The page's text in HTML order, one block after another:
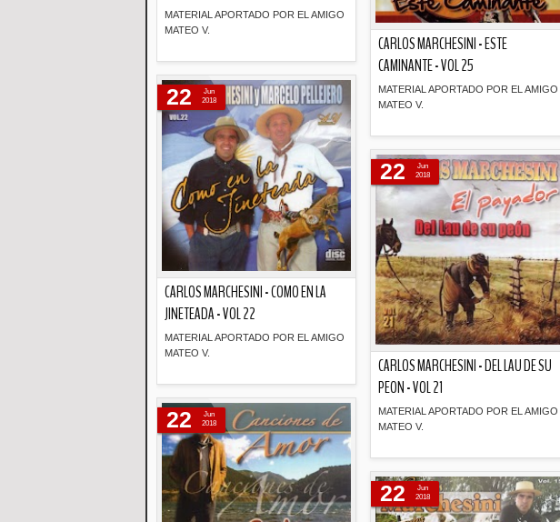
MATERIAL APORTADO POR EL AMIGO
MATEO V.
CARLOS MARCHESINI - ESTE
CAMINANTE - VOL 25
MATERIAL APORTADO POR EL AMIGO
MATEO V.
CARLOS MARCHESINI - COMO EN LA
JINETEADA - VOL 22
MATERIAL APORTADO POR EL AMIGO
MATEO V.
22
Jun
2018
CARLOS MARCHESINI - DEL LAU DE SU
PEON - VOL 21
MATERIAL APORTADO POR EL AMIGO
MATEO V.
22
Jun
2018
22
Jun
2018
22
Jun
2018